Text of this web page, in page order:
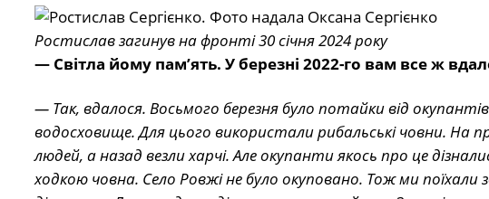
Ростислав загинув на фронті 30 січня 2024 року
— Світла йому пам’ять. У березні 2022-го вам все ж
— Так, вдалося. Восьмого березня було потайки від окупантів
водосховище. Для цього використали рибальські човни. На
людей, а назад везли харчі. Але окупанти якось про це
ходкою човна. Село Ровжі не було окуповано. Тож ми поїхали